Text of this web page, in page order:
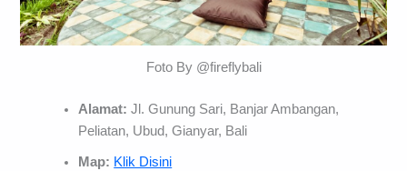
Foto By @fireflybali
Alamat:Jl. Gunung Sari, Banjar Ambangan,
Peliatan, Ubud, Gianyar, Bali
Map: Klik Disini